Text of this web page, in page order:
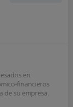
en
financieros
de su empresa.